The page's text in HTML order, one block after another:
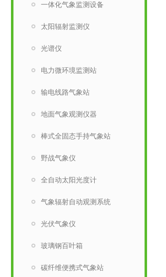
一体化气象监测设备
太阳辐射监测仪
光谱仪
电力微环境监测站
输电线路气象站
地面气象观测仪器
棒式全固态手持气象站
野战气象仪
全自动太阳光度计
气象辐射自动观测系统
光伏气象仪
玻璃钢百叶箱
碳纤维便携式气象站